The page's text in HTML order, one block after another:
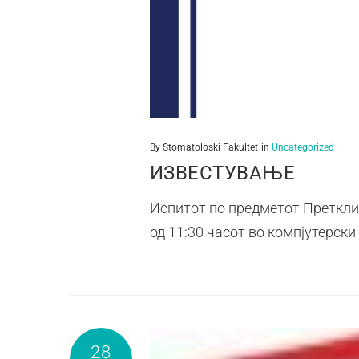
By Stomatoloski Fakultet in Uncategorized
ИЗВЕСТУВАЊЕ
Испитот по предметот
од 11:30 часот во
28